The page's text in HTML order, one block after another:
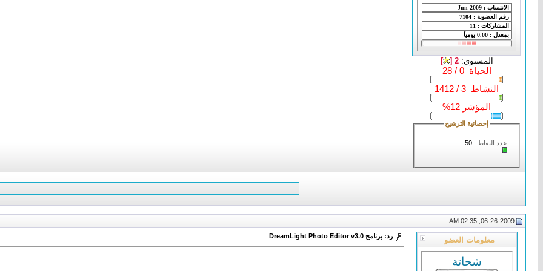
المستوى:2 [
]
الحياة 0 / 28
النشاط 3 / 1412
المؤشر 12%
إحصائية الترشيح
عدد النقاط :50
معلومات العضو
شحاتة
رد: برنامج DreamLight Photo Editor v3.0